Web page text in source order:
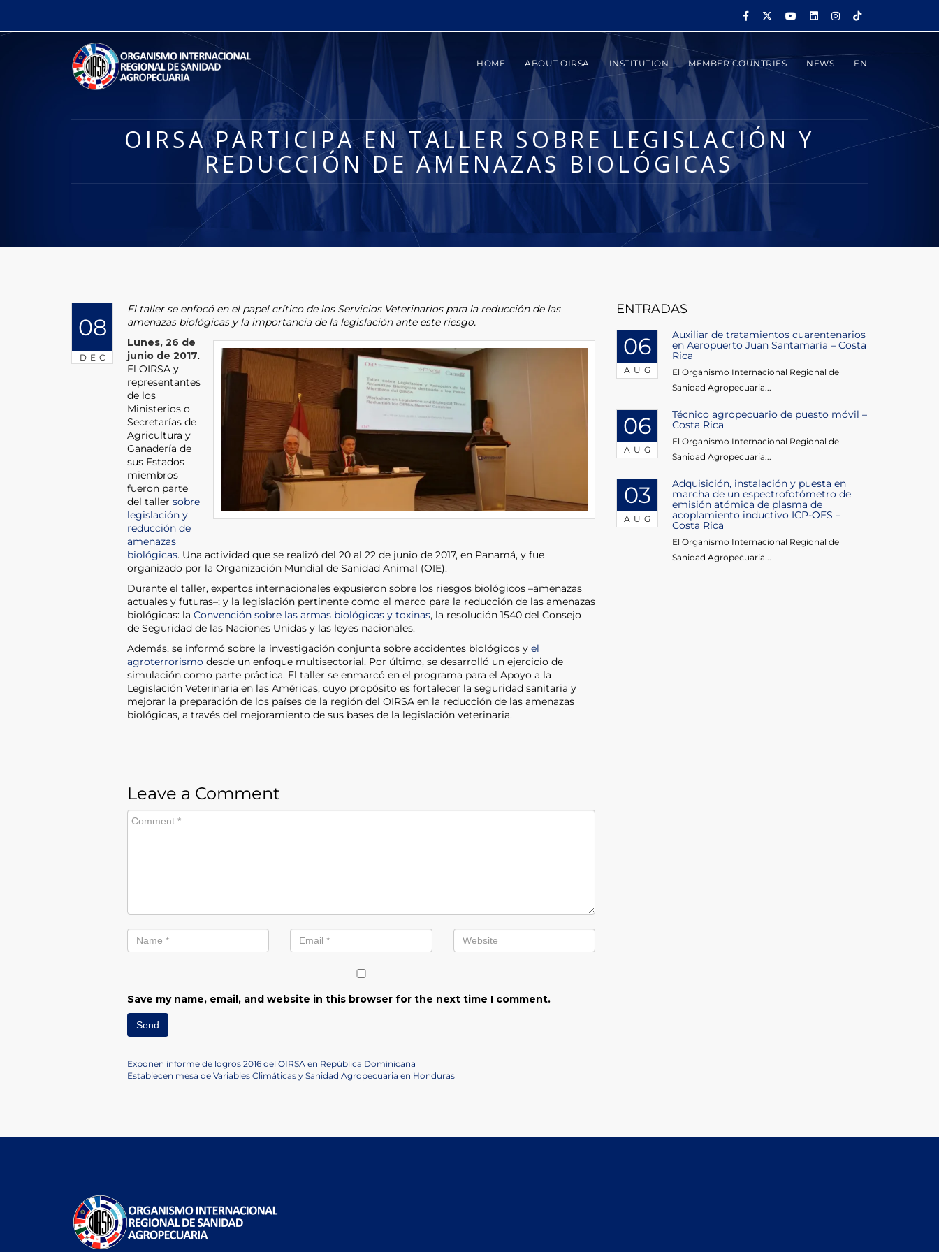
HOME ABOUT OIRSA INSTITUTION MEMBER COUNTRIES NEWS EN
OIRSA PARTICIPA EN TALLER SOBRE LEGISLACIÓN Y
REDUCCIÓN DE AMENAZAS BIOLÓGICAS
08
DEC
El taller se enfocó en el papel crítico de los Servicios Veterinarios para la reducción de las
amenazas biológicas y la importancia de la legislación ante este riesgo.
Lunes, 26 de
junio de 2017.
El OIRSA y
representantes
de los
Ministerios o
Secretarías de
Agricultura y
Ganadería de
sus Estados
miembros
fueron parte
del taller sobre
legislación y
reducción de
amenazas
biológicas. Una actividad que se realizó del 20 al 22 de junio de 2017, en Panamá, y fue
organizado por la Organización Mundial de Sanidad Animal (OIE).
Durante el taller, expertos internacionales expusieron sobre los riesgos biológicos –amenazas
actuales y futuras–; y la legislación pertinente como el marco para la reducción de las amenazas
biológicas: la Convención sobre las armas biológicas y toxinas, la resolución 1540 del Consejo
de Seguridad de las Naciones Unidas y las leyes nacionales.
Además, se informó sobre la investigación conjunta sobre accidentes biológicos y el
agroterrorismo desde un enfoque multisectorial. Por último, se desarrolló un ejercicio de
simulación como parte práctica. El taller se enmarcó en el programa para el Apoyo a la
Legislación Veterinaria en las Américas, cuyo propósito es fortalecer la seguridad sanitaria y
mejorar la preparación de los países de la región del OIRSA en la reducción de las amenazas
biológicas, a través del mejoramiento de sus bases de la legislación veterinaria.
Leave a Comment
Save my name, email, and website in this browser for the next time I comment.
Post
Previous
Post
Exponen informe de logros 2016 del OIRSA en República Dominicana
Next
Establecen mesa de Variables Climáticas y Sanidad Agropecuaria en Honduras
ENTRADAS
06
AUG
Auxiliar de tratamientos cuarentenarios
en Aeropuerto Juan Santamaría – Costa
Rica
El Organismo Internacional Regional de
Sanidad Agropecuaria...
06
AUG
Técnico agropecuario de puesto móvil –
Costa Rica
El Organismo Internacional Regional de
Sanidad Agropecuaria...
03
AUG
Adquisición, instalación y puesta en
marcha de un espectrofotómetro de
emisión atómica de plasma de
acoplamiento inductivo ICP-OES –
Costa Rica
El Organismo Internacional Regional de
Sanidad Agropecuaria...